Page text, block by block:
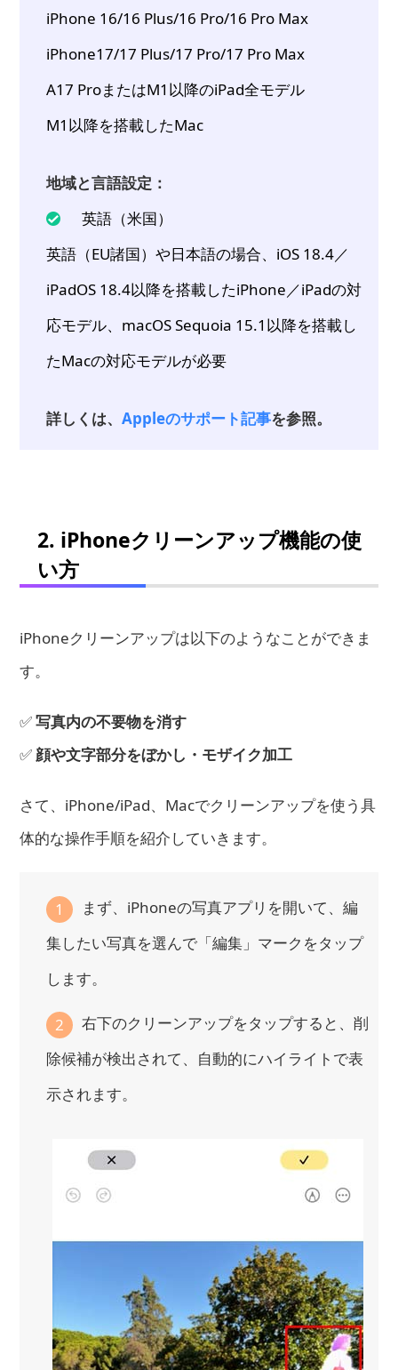
iPhone 16/16 Plus/16 Pro/16 Pro Max
iPhone17/17 Plus/17 Pro/17 Pro Max
A17 ProまたはM1以降のiPad全モデル
M1以降を搭載したMac
地域と言語設定：
英語（米国）
英語（EU諸国）や日本語の場合、iOS 18.4／
iPadOS 18.4以降を搭載したiPhone／iPadの対
応モデル、macOS Sequoia 15.1以降を搭載し
たMacの対応モデルが必要
詳しくは、Appleのサポート記事を参照。
2. iPhoneクリーンアップ機能の使
い方
iPhoneクリーンアップは以下のようなことができま
す。
✅写真内の不要物を消す
✅ 顔や文字部分をぼかし・モザイク加工
さて、iPhone/iPad、Macでクリーンアップを使う具
体的な操作手順を紹介していきます。
1
まず、iPhoneの写真アプリを開いて、編
集したい写真を選んで「編集」マークをタップ
します。
2
右下のクリーンアップをタップすると、削
除候補が検出されて、自動的にハイライトで表
示されます。